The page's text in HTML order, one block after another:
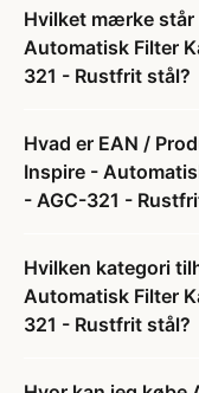
Hvilket mærke står
Automatisk Filter
321 - Rustfrit stål?
Hvad er EAN /
Inspire -
- AGC-321 -
Hvilken kategori
Automatisk Filter
321 - Rustfrit stål?